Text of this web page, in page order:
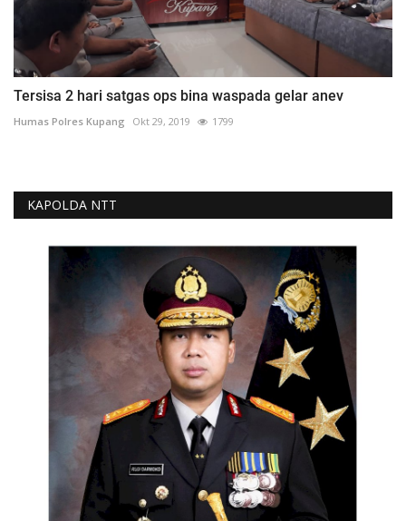
Tersisa 2 hari satgas ops bina waspada gelar anev
Humas Polres Kupang Okt 29, 2019 1799
KAPOLDA NTT